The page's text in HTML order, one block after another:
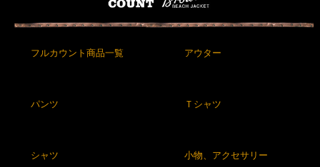
フルカウント商品一覧 アウター
パンツ Ｔシャツ
シャツ 小物、アクセサリー